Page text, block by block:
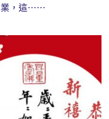
業，這⋯⋯